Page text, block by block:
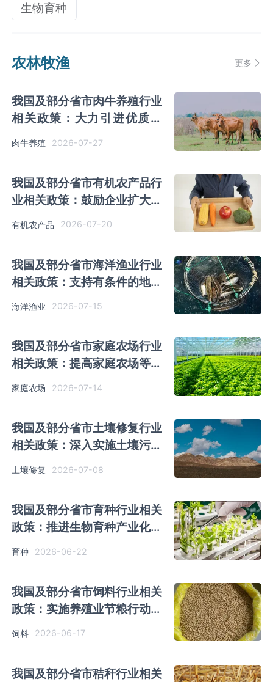
生物育种
农林牧渔 更多
我国及部分省市肉牛养殖行业
相关政策：大力引进优质奶
牛、肉牛等品种资源
肉牛养殖 2026-07-27
我国及部分省市有机农产品行
业相关政策：鼓励企业扩大有
机农产品等优质商品采购
有机农产品 2026-07-20
我国及部分省市海洋渔业行业
相关政策：支持有条件的地方
海洋渔业 2026-07-15
我国及部分省市家庭农场行业
相关政策：提高家庭农场等新
型农业经营主体发展质量
家庭农场 2026-07-14
我国及部分省市土壤修复行业
相关政策：深入实施土壤污染
源头防控行动
土壤修复 2026-07-08
我国及部分省市育种行业相关
政策：推进生物育种产业化应
用
育种 2026-06-22
我国及部分省市饲料行业相关
政策：实施养殖业节粮行动，
饲料 2026-06-17
我国及部分省市秸秆行业相关